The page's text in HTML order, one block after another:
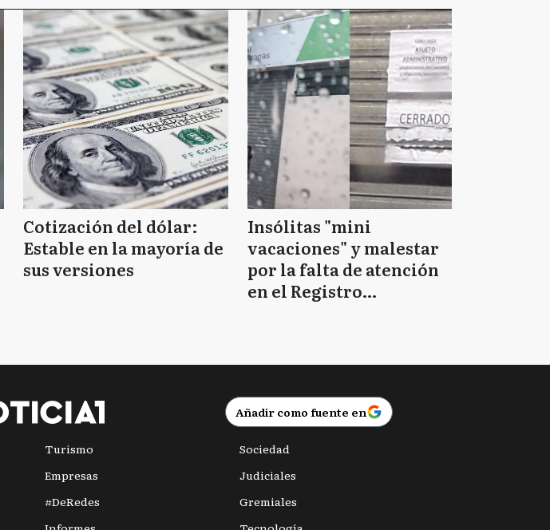
Cotización del dólar:
Estable en la mayoría de
sus versiones
Insólitas "mini
vacaciones" y malestar
por la falta de atención
en el Registro
Añadir como fuente en
Turismo
Empresas
#DeRedes
Sociedad
Judiciales
Gremiales